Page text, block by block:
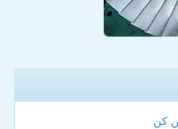
کن